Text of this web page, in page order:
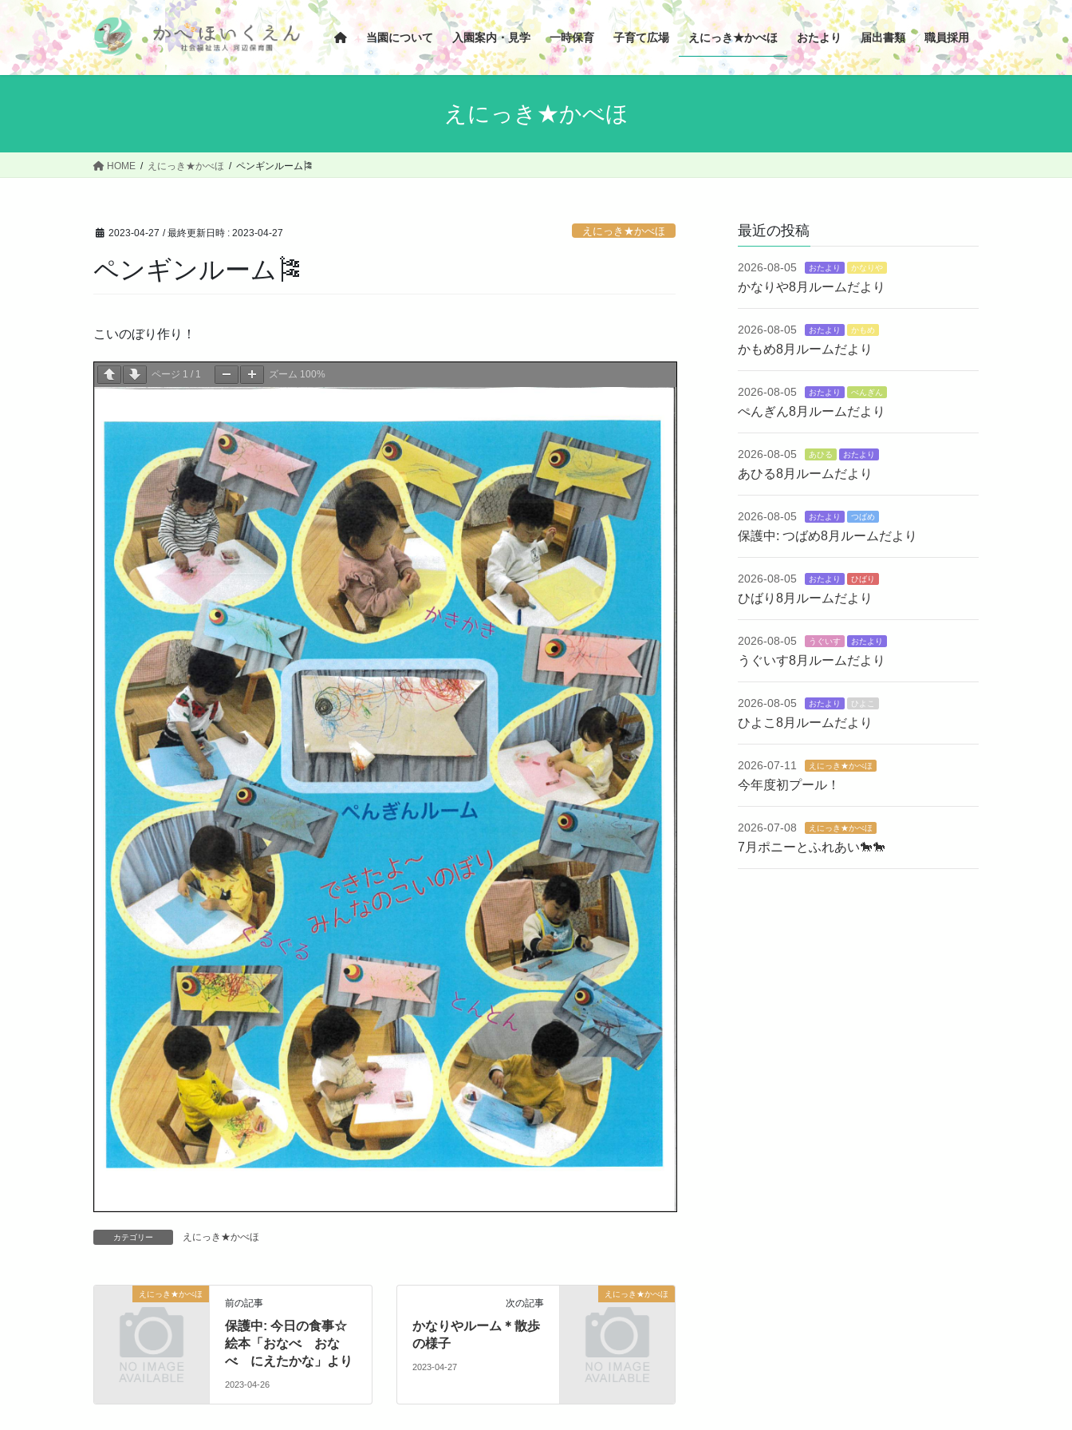
ン
プ
ビ
動
当園について 入園案内・見学 一時保育 子育て広場 えにっき★かべほ おたより 届出書類 職員採用
えにっき★かべほ
HOME えにっき★かべほ ペンギンルーム🎏
2023-04-27 / 最終更新日時 : 2023-04-27 えにっき★かべほ
ペンギンルーム🎏
こいのぼり作り！
ページ 1 / 1 ズーム 100%
カテゴリー えにっき★かべほ
えにっき★かべほ
前の記事
保護中: 今日の食事☆
絵本「おなべ おな
べ にえたかな」より
2023-04-26
えにっき★かべほ
次の記事
かなりやルーム＊散歩
の様子
2023-04-27
最近の投稿
2026-08-05 おたより かなりや
かなりや8月ルームだより
2026-08-05 おたより かもめ
かもめ8月ルームだより
2026-08-05 おたより ぺんぎん
ぺんぎん8月ルームだより
2026-08-05 あひる おたより
あひる8月ルームだより
2026-08-05 おたより つばめ
保護中: つばめ8月ルームだより
2026-08-05 おたより ひばり
ひばり8月ルームだより
2026-08-05 うぐいす おたより
うぐいす8月ルームだより
2026-08-05 おたより ひよこ
ひよこ8月ルームだより
2026-07-11 えにっき★かべほ
今年度初プール！
2026-07-08 えにっき★かべほ
7月ポニーとふれあい🐎🐎